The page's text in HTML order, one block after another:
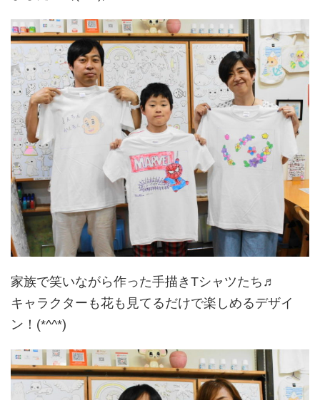
家族で笑いながら作った手描きTシャツたち♬
キャラクターも花も見てるだけで楽しめるデザイ
ン！(*^^*)